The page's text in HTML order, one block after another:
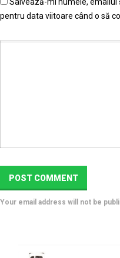
pentru data viitoare când o să
Your email address will not be